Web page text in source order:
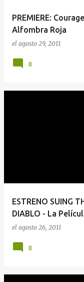
PREMIERE:
Alfombra Roja
el agosto 29, 2011
0
ESTRENO SUING
DIABLO - La
el agosto 26, 2011
0